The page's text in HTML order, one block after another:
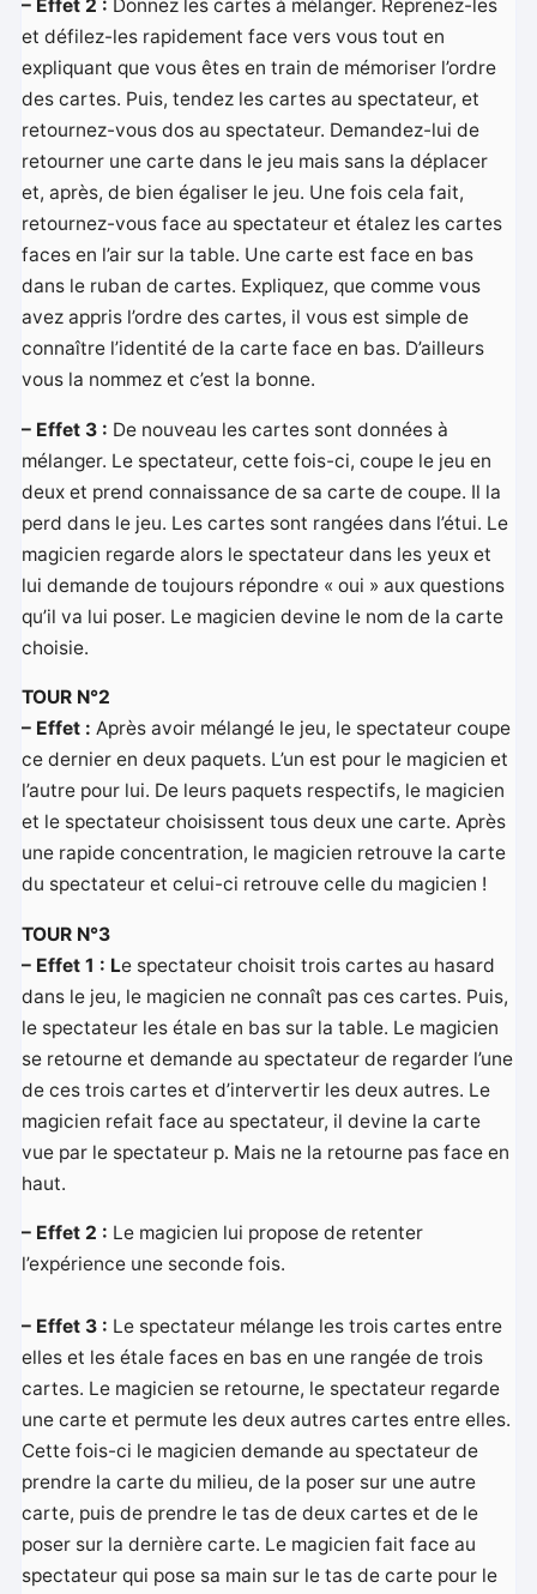
– Effet 2 : Donnez les cartes à mélanger. Reprenez-les
et défilez-les rapidement face vers vous tout en
expliquant que vous êtes en train de mémoriser l’ordre
des cartes. Puis, tendez les cartes au spectateur, et
retournez-vous dos au spectateur. Demandez-lui de
retourner une carte dans le jeu mais sans la déplacer
et, après, de bien égaliser le jeu. Une fois cela fait,
retournez-vous face au spectateur et étalez les cartes
faces en l’air sur la table. Une carte est face en bas
dans le ruban de cartes. Expliquez, que comme vous
avez appris l’ordre des cartes, il vous est simple de
connaître l’identité de la carte face en bas. D’ailleurs
vous la nommez et c’est la bonne.
– Effet 3 : De nouveau les cartes sont données à
mélanger. Le spectateur, cette fois-ci, coupe le jeu en
deux et prend connaissance de sa carte de coupe. Il la
perd dans le jeu. Les cartes sont rangées dans l’étui. Le
magicien regarde alors le spectateur dans les yeux et
lui demande de toujours répondre « oui » aux questions
qu’il va lui poser. Le magicien devine le nom de la carte
choisie.
TOUR N°2
– Effet : Après avoir mélangé le jeu, le spectateur coupe
ce dernier en deux paquets. L’un est pour le magicien et
l’autre pour lui. De leurs paquets respectifs, le magicien
et le spectateur choisissent tous deux une carte. Après
une rapide concentration, le magicien retrouve la carte
du spectateur et celui-ci retrouve celle du magicien !
TOUR N°3
– Effet 1 : Le spectateur choisit trois cartes au hasard
dans le jeu, le magicien ne connaît pas ces cartes. Puis,
le spectateur les étale en bas sur la table. Le magicien
se retourne et demande au spectateur de regarder l’une
de ces trois cartes et d’intervertir les deux autres. Le
magicien refait face au spectateur, il devine la carte
vue par le spectateur p. Mais ne la retourne pas face en
haut.
– Effet 2 : Le magicien lui propose de retenter
l’expérience une seconde fois.
– Effet 3 : Le spectateur mélange les trois cartes entre
elles et les étale faces en bas en une rangée de trois
cartes. Le magicien se retourne, le spectateur regarde
une carte et permute les deux autres cartes entre elles.
Cette fois-ci le magicien demande au spectateur de
prendre la carte du milieu, de la poser sur une autre
carte, puis de prendre le tas de deux cartes et de le
poser sur la dernière carte. Le magicien fait face au
spectateur qui pose sa main sur le tas de carte pour le